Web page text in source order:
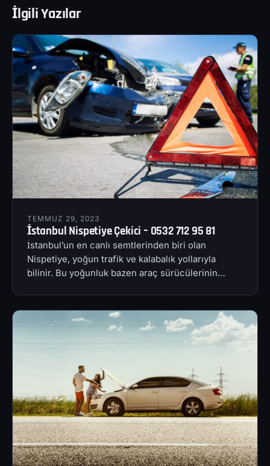
İlgili Yazılar
TEMMUZ 29, 2023
İstanbul Nispetiye Çekici – 0532 712 95 81
İstanbul’un en canlı semtlerinden biri olan
Nispetiye, yoğun trafik ve kalabalık yollarıyla
bilinir. Bu yoğunluk bazen araç sürücülerinin…